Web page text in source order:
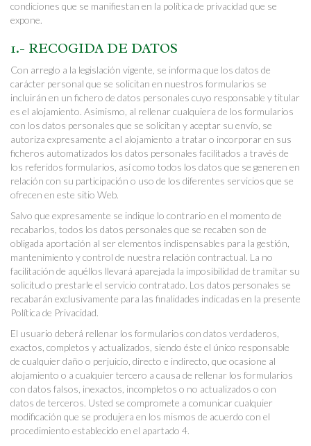
condiciones que se manifiestan en la política de privacidad que se
expone.
1.- RECOGIDA DE DATOS
Con arreglo a la legislación vigente, se informa que los datos de
carácter personal que se solicitan en nuestros formularios se
incluirán en un fichero de datos personales cuyo responsable y titular
es el alojamiento. Asimismo, al rellenar cualquiera de los formularios
con los datos personales que se solicitan y aceptar su envío, se
autoriza expresamente a el alojamiento a tratar o incorporar en sus
ficheros automatizados los datos personales facilitados a través de
los referidos formularios, así como todos los datos que se generen en
relación con su participación o uso de los diferentes servicios que se
ofrecen en este sitio Web.
Salvo que expresamente se indique lo contrario en el momento de
recabarlos, todos los datos personales que se recaben son de
obligada aportación al ser elementos indispensables para la gestión,
mantenimiento y control de nuestra relación contractual. La no
facilitación de aquéllos llevará aparejada la imposibilidad de tramitar su
solicitud o prestarle el servicio contratado. Los datos personales se
recabarán exclusivamente para las finalidades indicadas en la presente
Política de Privacidad.
El usuario deberá rellenar los formularios con datos verdaderos,
exactos, completos y actualizados, siendo éste el único responsable
de cualquier daño o perjuicio, directo e indirecto, que ocasione al
alojamiento o a cualquier tercero a causa de rellenar los formularios
con datos falsos, inexactos, incompletos o no actualizados o con
datos de terceros. Usted se compromete a comunicar cualquier
modificación que se produjera en los mismos de acuerdo con el
procedimiento establecido en el apartado 4.